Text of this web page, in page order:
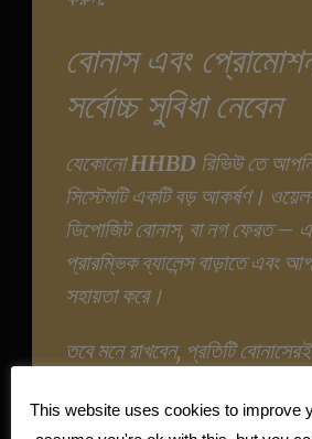
বোনাস এবং
সর্বোচ্চ সুবিধা নেবেন
যেকোনোHHBD রিভিউ তে
সিস্টেমটি একটি বড় আকর্ষণ।
ডিপোজিট বোনাস, বা নগ ফেরত –
প্রারম্ভিক ব্যালেন্স বাড়াতে এবং
সহায়তা করে।
তবে মনে রাখবেন, প্রতিটি
যেমন বাজি ধরার শর্ত, hhbd
This website uses cookies to improve